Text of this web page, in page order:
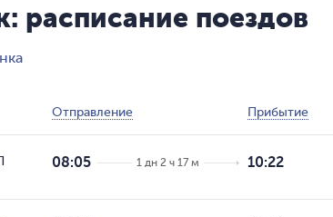
расписание поездов
Отправление Прибытие
08:05 1 дн 2 ч 17 м 10:22